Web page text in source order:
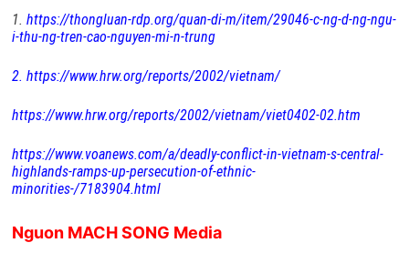
1.https://thongluan-rdp.org/quan-di-m/item/29046-c-ng-d-ng-ngu-
i-thu-ng-tren-cao-nguyen-mi-n-trung
2. https://www.hrw.org/reports/2002/vietnam/
https://www.hrw.org/reports/2002/vietnam/viet0402-02.htm
https://www.voanews.com/a/deadly-conflict-in-vietnam-s-central-
highlands-ramps-up-persecution-of-ethnic-
minorities-/7183904.html
Nguon MACH SONG Media